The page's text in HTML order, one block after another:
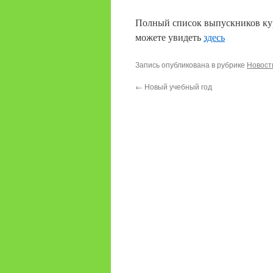
Полный список выпускников
можете увидетьздесь
Запись опубликована в рубрике
← Новый учебный год